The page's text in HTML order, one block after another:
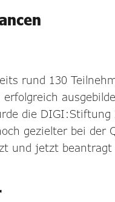
rund 130
die
gezielter bei der
und jetzt beantragt